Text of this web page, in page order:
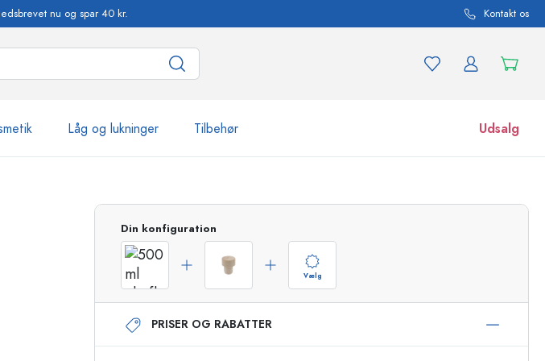
nu og spar 40 kr. Kontakt os
Låg og lukninger Tilbehør Udsalg
Airless-dispensere
Roll-on flasker
Glas
Køb nu
Din konfiguration
Vælg
PRISER OG RABATTER